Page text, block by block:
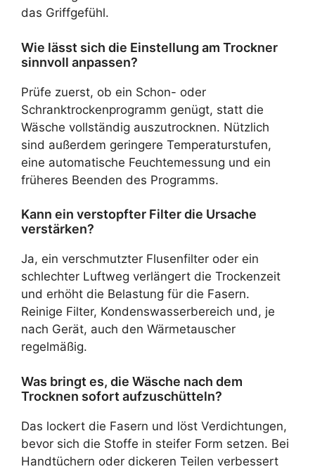
das Griffgefühl.
Wie lässt sich die Einstellung am Trockner
sinnvoll anpassen?
Prüfe zuerst, ob ein Schon- oder
Schranktrockenprogramm genügt, statt die
Wäsche vollständig auszutrocknen. Nützlich
sind außerdem geringere Temperaturstufen,
eine automatische Feuchtemessung und ein
früheres Beenden des Programms.
Kann ein verstopfter Filter die Ursache
verstärken?
Ja, ein verschmutzter Flusenfilter oder ein
schlechter Luftweg verlängert die Trockenzeit
und erhöht die Belastung für die Fasern.
Reinige Filter, Kondenswasserbereich und, je
nach Gerät, auch den Wärmetauscher
regelmäßig.
Was bringt es, die Wäsche nach dem
Trocknen sofort aufzuschütteln?
Das lockert die Fasern und löst Verdichtungen,
bevor sich die Stoffe in steifer Form setzen. Bei
Handtüchern oder dickeren Teilen verbessert